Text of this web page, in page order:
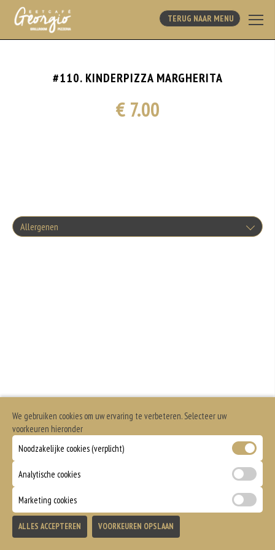
TERUG NAAR MENU
#110. KINDERPIZZA MARGHERITA
€ 7.00
Allergenen
We gebruiken cookies om uw ervaring te verbeteren. Selecteer uw
voorkeuren hieronder
Noodzakelijke cookies (verplicht)
Analytische cookies
Marketing cookies
ALLES ACCEPTEREN VOORKEUREN OPSLAAN